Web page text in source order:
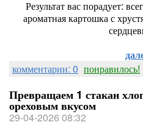
Результат вас порадует:
ароматная картошка с
комментарии: 0 понравилось!
Превращаем 1 стакан
ореховым вкусом
29-04-2026 08:32